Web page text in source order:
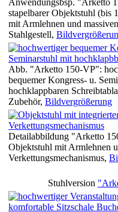
Anwendungsbsp. "Arketto
stapelbarer Objektstuhl (bis
mit Armlehnen und
Stahlgestell,
Abb. "Arketto 150-VP":
bequemer Kongress- u.
hochklappbaren
Zubehör, Bildvergrößerung
Detailabbildung "Arketto
Objektstuhl mit Armlehnen
Verkettungsmechanismus,
Stuhlversion